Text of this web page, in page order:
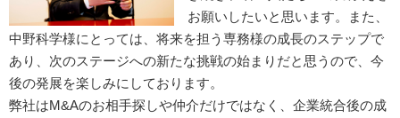
お願いしたいと思います。また、
中野科学様にとっては、将来を担う専務様の成長のステップで
あり、次のステージへの新たな挑戦の始まりだと思うので、今
後の発展を楽しみにしております。
弊社はM&Aのお相手探しや仲介だけではなく、企業統合後の成